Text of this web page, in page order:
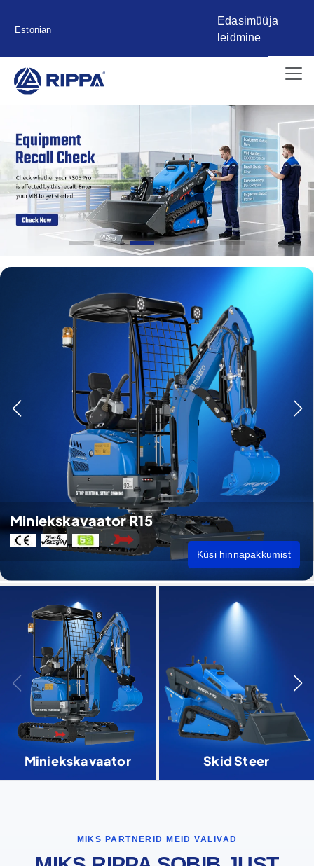
Estonian
Edasimüüja
leidmine
Miniekskavaator R15
Küsi hinnapakkumist
Miniekskavaator Skid Steer
MIKS PARTNERID MEID VALIVAD